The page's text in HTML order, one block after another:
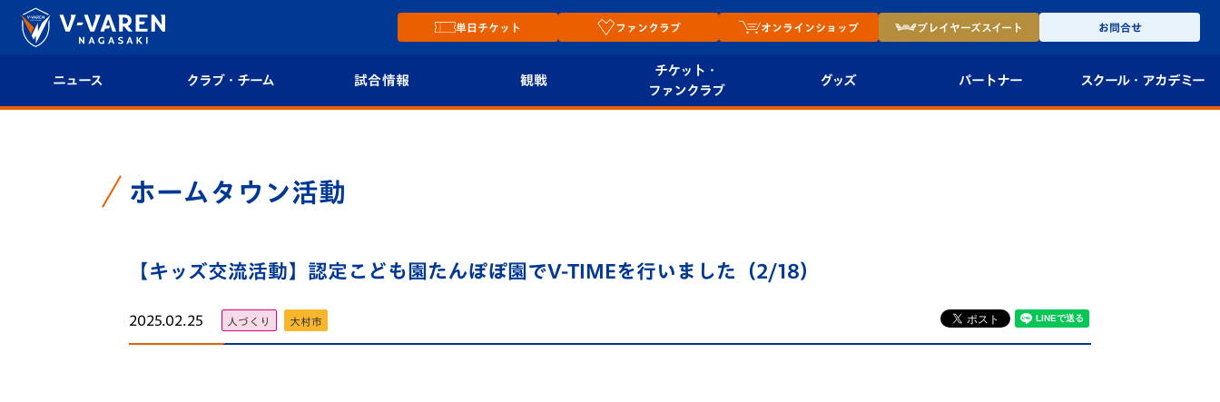
単日チケット ファンクラブ オンラインショップ プレイヤーズスイート お問合せ
ニュース クラブ・チーム
エンブレム紹介
選手プロフィール
試合情報
U-21 Jリーグ関連
フォトギャラリー
観戦
チケット・
ファンクラブ
V-LOVERS（ファン
グッズ パートナー スクール・ アカデミー
スクール
ホームタウン活動
【キッズ交流活動】認定こども園たんぽぽ園でV-TIMEを行いました（2/18）
2025.02.25 人づくり 大村市